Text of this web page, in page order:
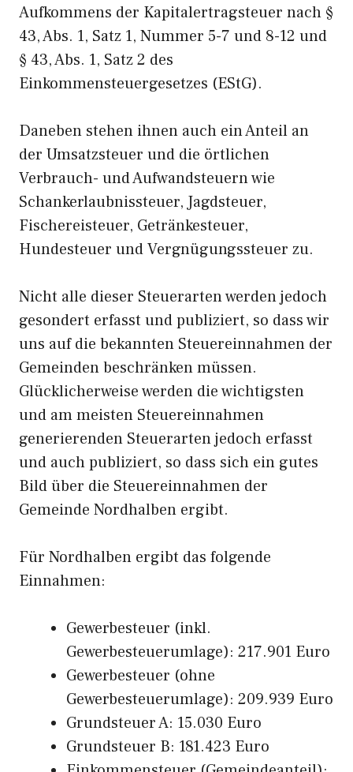
Aufkommens der Kapitalertragsteuer nach §
43, Abs. 1, Satz 1, Nummer 5-7 und 8-12 und
§ 43, Abs. 1, Satz 2 des
Einkommensteuergesetzes (EStG).
Daneben stehen ihnen auch ein Anteil an
der Umsatzsteuer und die örtlichen
Verbrauch- und Aufwandsteuern wie
Schankerlaubnissteuer, Jagdsteuer,
Fischereisteuer, Getränkesteuer,
Hundesteuer und Vergnügungssteuer zu.
Nicht alle dieser Steuerarten werden jedoch
gesondert erfasst und publiziert, so dass wir
uns auf die bekannten Steuereinnahmen der
Gemeinden beschränken müssen.
Glücklicherweise werden die wichtigsten
und am meisten Steuereinnahmen
generierenden Steuerarten jedoch erfasst
und auch publiziert, so dass sich ein gutes
Bild über die Steuereinnahmen der
Gemeinde Nordhalben ergibt.
Für Nordhalben ergibt das folgende
Einnahmen:
Gewerbesteuer (inkl.
Gewerbesteuerumlage): 217.901 Euro
Gewerbesteuer (ohne
Gewerbesteuerumlage): 209.939 Euro
Grundsteuer A: 15.030 Euro
Grundsteuer B: 181.423 Euro